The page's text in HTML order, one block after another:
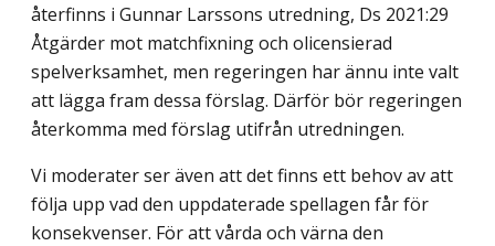
återfinns i Gunnar Larssons utredning, Ds 2021:29
Åtgärder mot matchfixning och olicensierad
spelverk­samhet, men regeringen har ännu inte valt
att lägga fram dessa förslag. Därför bör regeringen
återkomma med förslag utifrån utredningen.
Vi moderater ser även att det finns ett behov av att
följa upp vad den uppdaterade spellagen får för
konsekvenser. För att vårda och värna den